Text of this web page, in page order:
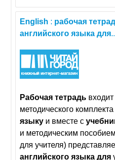
English : рабочая
английского языка для
Рабочая тетрадь
методического
языку и вместе с
и методическим
для учителя)
английского языка для